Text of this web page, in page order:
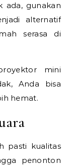
ada, gunakan
alternatif
serasa di
mini
Anda bisa
hemat.
pasti kualitas
penonton